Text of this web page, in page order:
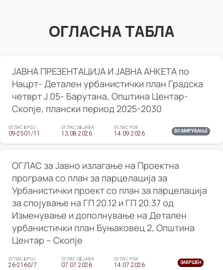
ОГЛАСНА ТАБЛА
ЈАВНА ПРЕЗЕНТАЦИЈА И ЈАВНА АНКЕТА по
Нацрт- Детален урбанистички план Градска
четврт Ј 05- Барутана, Општина Центар-
Скопје, плански период 2025-2030
ОГЛАС БРОЈ
09-2501/11
ОГЛАС ОБЈАВА
13.08.2026
ОГЛАС РОК
14.09.2026 ВО МИРУВАЊЕ
ОГЛАС за Јавно излагање на Проектна
програма со план за парцелација за
Урбанистички проект со план за парцелација
за спојување на ГП 20.12 и ГП 20.37 од
Изменување и дополнување на Детален
урбанистички план Буњаковец 2, Општина
Центар – Скопје
ОГЛАС БРОЈ
26-2160/7
ОГЛАС ОБЈАВА
07.07.2026
ОГЛАС РОК
14.07.2026 ЗАВРШЕН